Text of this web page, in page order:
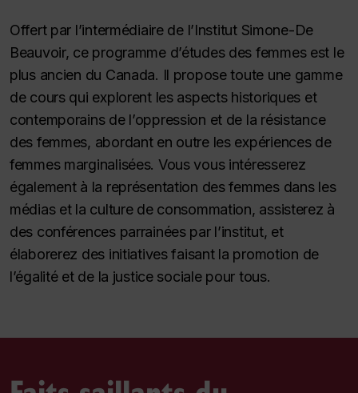
Offert par l’intermédiaire de l’Institut Simone-De
Beauvoir, ce programme d’études des femmes est le
plus ancien du Canada. Il propose toute une gamme
de cours qui explorent les aspects historiques et
contemporains de l’oppression et de la résistance
des femmes, abordant en outre les expériences de
femmes marginalisées. Vous vous intéresserez
également à la représentation des femmes dans les
médias et la culture de consommation, assisterez à
des conférences parrainées par l’institut, et
élaborerez des initiatives faisant la promotion de
l’égalité et de la justice sociale pour tous.